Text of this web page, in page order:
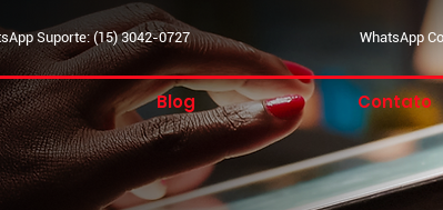
Suporte: (15) 3042-0727 WhatsApp
Blog Contato